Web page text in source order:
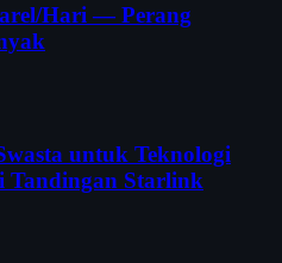
Hari — Perang
untuk Teknologi
Tandingan Starlink